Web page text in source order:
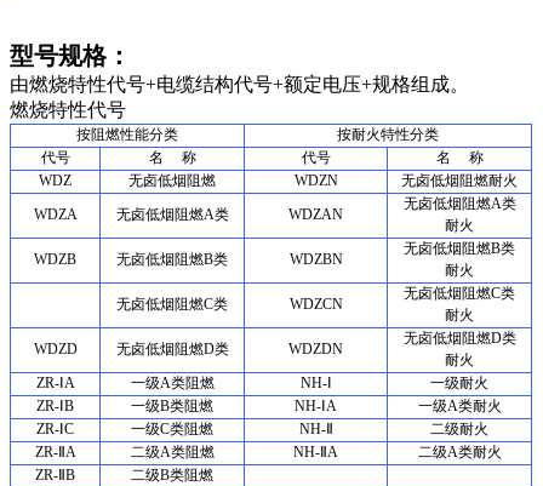
型号规格：
由燃烧特性代号+电缆结构代号+额定电压+规格组成。
燃烧特性代号
按阻燃性能分类
按耐火特性分类
代号
名 称 代号 名
称
WDZ
无卤低烟阻燃 WDZN
无卤低烟阻燃耐火
WDZA
无卤低烟阻燃A类 WDZAN
无卤低烟阻燃A类
耐火
WDZB
无卤低烟阻燃B类 WDZBN
无卤低烟阻燃B类
耐火
无卤低烟阻燃C类 WDZCN
无卤低烟阻燃C类
耐火
WDZD
无卤低烟阻燃D类 WDZDN
无卤低烟阻燃D类
耐火
ZR-ⅠA
一级A类阻燃 NH-Ⅰ
一级耐火
ZR-ⅠB
一级B类阻燃 NH-ⅠA 一级A类耐火
ZR-ⅠC
一级C类阻燃 NH-Ⅱ
二级耐火
ZR-ⅡA
二级A类阻燃 NH-ⅡA 二级A类耐火
ZR-ⅡB
二级B类阻燃